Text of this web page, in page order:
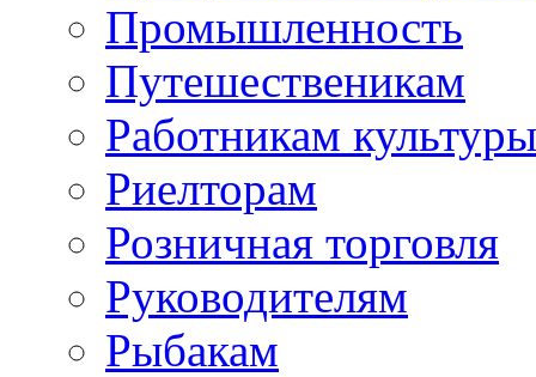
Промышленность
Путешественикам
Работникам культуры
Риелторам
Розничная торговля
Руководителям
Рыбакам